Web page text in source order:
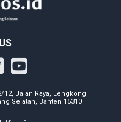
12, Jalan Raya, Lengkong
Selatan, Banten 15310